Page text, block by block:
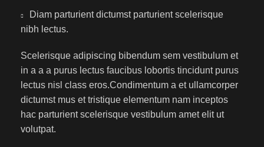
Diam parturient dictumst parturient scelerisque
nibh lectus.
Scelerisque adipiscing bibendum sem vestibulum et
in a a a purus lectus faucibus lobortis tincidunt purus
lectus nisl class eros.Condimentum a et ullamcorper
dictumst mus et tristique elementum nam inceptos
hac parturient scelerisque vestibulum amet elit ut
volutpat.